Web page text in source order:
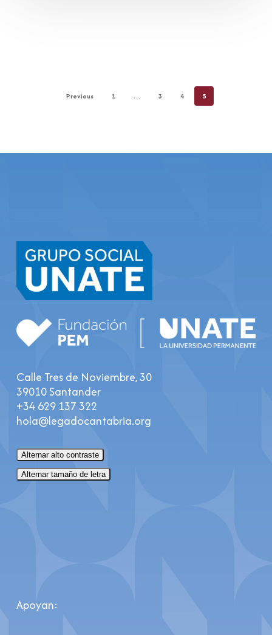
Previous 1 … 3 4 5
Calle Tres de Noviembre, 30
39010 Santander
+34 629 137 322
hola@legadocantabria.org
Alternar alto contraste
Alternar tamaño de letra
Apoyan: